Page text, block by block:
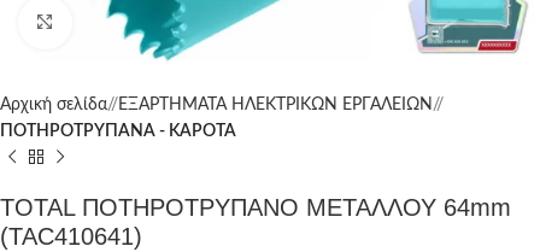
Click to enlarge
Αρχική σελίδα/ ΕΞΑΡΤΗΜΑΤΑ ΗΛΕΚΤΡΙΚΩΝ ΕΡΓΑΛΕΙΩΝ /
ΠΟΤΗΡΟΤΡΥΠΑΝΑ - ΚΑΡΟΤΑ
TOTAL ΠΟΤΗΡΟΤΡΥΠΑΝΟ ΜΕΤΑΛΛΟΥ 64mm
(TAC410641)